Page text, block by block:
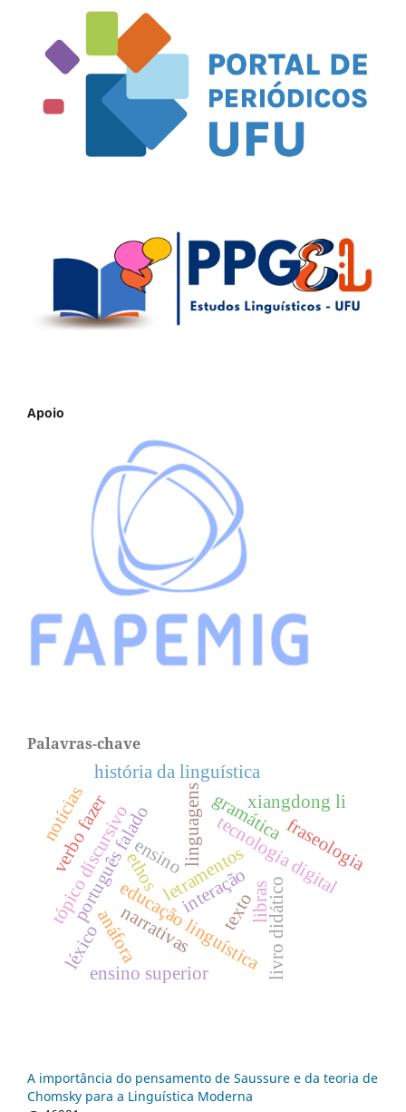
Apoio
Palavras-chave
linguagens
letramentos
ensino tecnologia digital
gramática
história da linguística
português falado texto
educação linguística
xiangdong li
narrativas
interação
tópico discursivo
verbo fazer
anáfora livro didático
ethos fraseologia
léxico
libras
notícias
ensino superior
A importância do pensamento de Saussure e da teoria de
Chomsky para a Linguística Moderna